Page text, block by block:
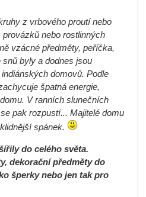
z vrbového proutí nebo
nebo rostlinných
vzácné předměty, peříčka,
byly a dodnes jsou
domovů. Podle
špatná energie,
V ranních slunečních
pak rozpustí... Majitelé domu
spánek.
do celého světa.
dekorační předměty do
šperky nebo jen tak pro